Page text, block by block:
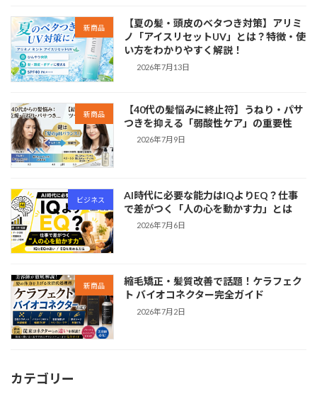
新商品
【夏の髪・頭皮のベタつき対策】アリミ
ノ「アイスリセットUV」とは？特徴・使
い方をわかりやすく解説！
2026年7月13日
新商品
【40代の髪悩みに終止符】うねり・パサ
つきを抑える「弱酸性ケア」の重要性
2026年7月9日
ビジネス
AI時代に必要な能力はIQよりEQ？仕事
で差がつく「人の心を動かす力」とは
2026年7月6日
新商品
縮毛矯正・髪質改善で話題！ケラフェク
ト バイオコネクター完全ガイド
2026年7月2日
カテゴリー